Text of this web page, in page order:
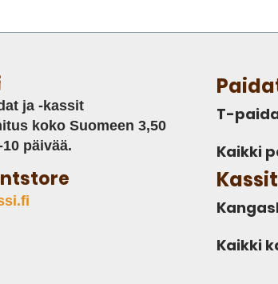
ja -kassit
koko Suomeen 3,50
päivää.
T-
Kaikki
Kassit
Kaikki